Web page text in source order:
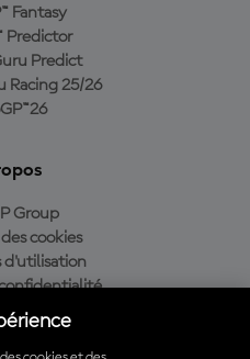
Fantasy
Predictor
Predict
Racing 25/26
Group
cookies
d'utilisation
d’achat